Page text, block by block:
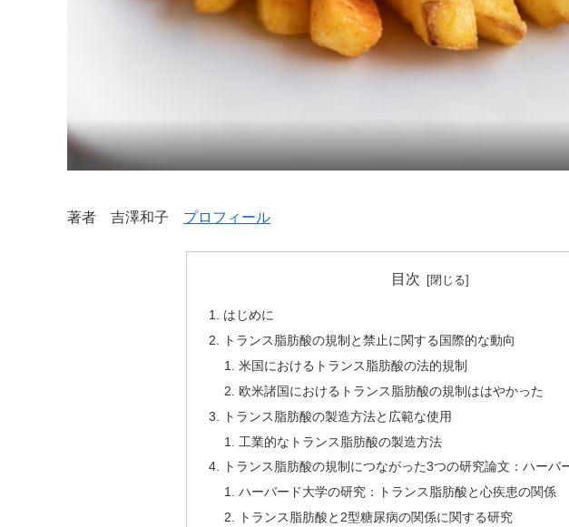
著者 吉澤和子 プロフィール
目次
はじめに
トランス脂肪酸の規制と禁止に関する国際的な動向
米国におけるトランス脂肪酸の法的規制
欧米諸国におけるトランス脂肪酸の規制ははやかった
トランス脂肪酸の製造方法と広範な使用
工業的なトランス脂肪酸の製造方法
トランス脂肪酸の規制につながった3つの研究論文：ハーバ
ハーバード大学の研究：トランス脂肪酸と心疾患の関係
トランス脂肪酸と2型糖尿病の関係に関する研究